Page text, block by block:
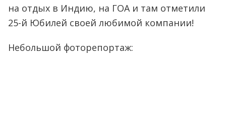
на отдых в Индию, на ГОА и там отметили
25-й Юбилей своей любимой компании!
Небольшой фоторепортаж: